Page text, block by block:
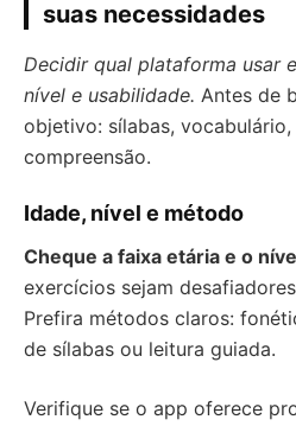
suas necessidades
Decidir qual plataforma usar
nível e usabilidade. Antes de
objetivo: sílabas,
compreensão.
Idade, nível e método
Cheque a faixa etária e o
exercícios sejam
Prefira métodos claros:
de sílabas ou leitura guiada.
Verifique se o app oferece